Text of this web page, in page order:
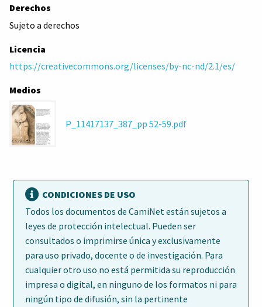
Derechos
Sujeto a derechos
Licencia
https://creativecommons.org/licenses/by-nc-nd/2.1/es/
Medios
P_11417137_387_pp 52-59.pdf
CONDICIONES DE USO
Todos los documentos de CamiNet están sujetos a
leyes de protección intelectual. Pueden ser
consultados o imprimirse única y exclusivamente
para uso privado, docente o de investigación. Para
cualquier otro uso no está permitida su reproducción
impresa o digital, en ninguno de los formatos ni para
ningún tipo de difusión, sin la pertinente